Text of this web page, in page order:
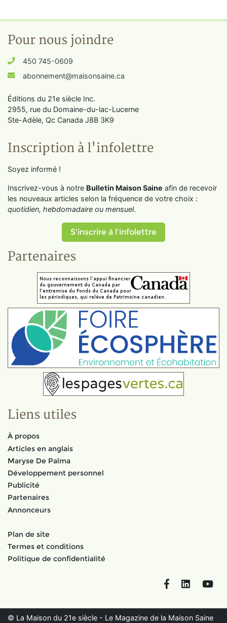
Pour nous joindre
450 745-0609
abonnement@maisonsaine.ca
Éditions du 21e siècle Inc.
2955, rue du Domaine-du-lac-Lucerne
Ste-Adèle, Qc Canada J8B 3K9
Inscription à l'infolettre
Soyez informé !
Inscrivez-vous à notre Bulletin Maison Saine afin de recevoir
les nouveaux articles selon la fréquence de votre choix :
quotidien, hebdomadaire ou mensuel.
S'inscrire à l'infolettre
Partenaires
Liens utiles
À propos
Articles en anglais
Maryse De Palma
Développement personnel
Publicité
Partenaires
Annonceurs
Plan de site
Termes et conditions
Politique de confidentialité
FacebookLinkedIn
© La Maison du 21e siècle - Le Magazine de la Maison Saine